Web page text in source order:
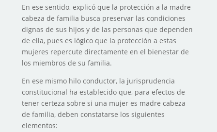
En ese sentido, explicó que la protección a la madre
cabeza de familia busca preservar las condiciones
dignas de sus hijos y de las personas que dependen
de ella, pues es lógico que la protección a estas
mujeres repercute directamente en el bienestar de
los miembros de su familia.
En ese mismo hilo conductor, la jurisprudencia
constitucional ha establecido que, para efectos de
tener certeza sobre si una mujer es madre cabeza
de familia, deben constatarse los siguientes
elementos: